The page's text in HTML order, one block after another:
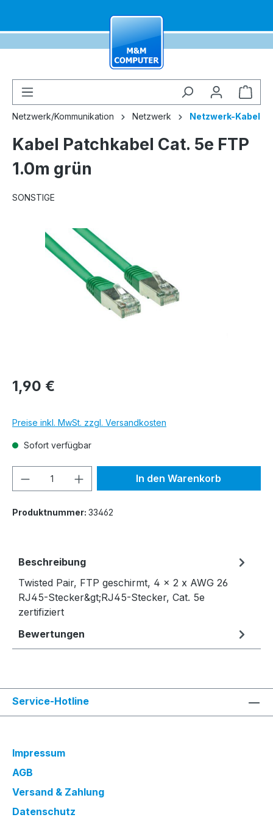
Netzwerk/Kommunikation Netzwerk Netzwerk-Kabel
Kabel Patchkabel Cat. 5e FTP
1.0m grün
SONSTIGE
Bildergalerie überspringen
1,90 €
Preise inkl. MwSt. zzgl. Versandkosten
Sofort verfügbar
Produkt Anzahl: Gib denIn den Warenkorb
Produktnummer: 33462
Beschreibung
Twisted Pair, FTP geschirmt, 4 x 2 x AWG 26
RJ45-Stecker&gt;RJ45-Stecker, Cat. 5e
zertifiziert
Bewertungen
Service-Hotline
Impressum
AGB
Versand & Zahlung
Datenschutz